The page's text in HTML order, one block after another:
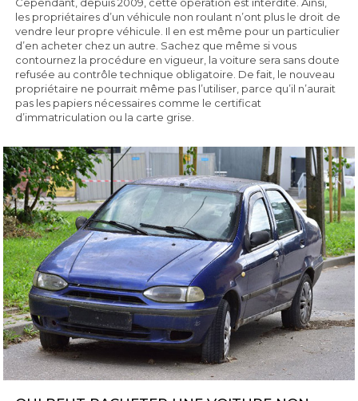
les propriétaires d’un véhicule non roulant n’ont plus le droit de
vendre leur propre véhicule. Il en est même pour un particulier
d’en acheter chez un autre. Sachez que même si vous
contournez la procédure en vigueur, la voiture sera sans doute
refusée au contrôle technique obligatoire. De fait, le nouveau
propriétaire ne pourrait même pas l’utiliser, parce qu’il n’aurait
pas les papiers nécessaires comme le certificat
d’immatriculation ou la carte grise.